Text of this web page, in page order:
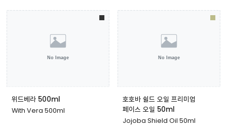
위드베라 500ml
With Vera 500ml
호호바 쉴드 오일 프리미엄
페이스 오일 50ml
Jojoba Shield Oil 50ml